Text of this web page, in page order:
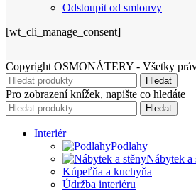
Odstoupit od smlouvy
[wt_cli_manage_consent]
Copyright OSMONÁTERY - Všetky
Hledat
Pro zobrazení knížek, napište co hledáte
Hledat
Interiér
Podlahy
Nábytek a
Kúpeľňa a kuchyňa
Údržba interiéru